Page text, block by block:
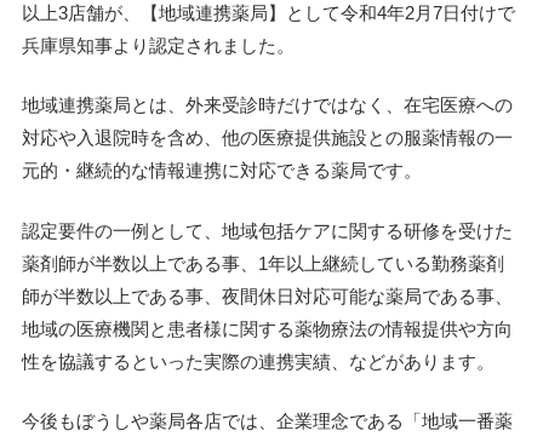
以上3店舗が、【地域連携薬局】として令和4年2月7日付けで
兵庫県知事より認定されました。
地域連携薬局とは、外来受診時だけではなく、在宅医療への
対応や入退院時を含め、他の医療提供施設との服薬情報の一
元的・継続的な情報連携に対応できる薬局です。
認定要件の一例として、地域包括ケアに関する研修を受けた
薬剤師が半数以上である事、1年以上継続している勤務薬剤
師が半数以上である事、夜間休日対応可能な薬局である事、
地域の医療機関と患者様に関する薬物療法の情報提供や方向
性を協議するといった実際の連携実績、などがあります。
今後もぼうしや薬局各店では、企業理念である「地域一番薬